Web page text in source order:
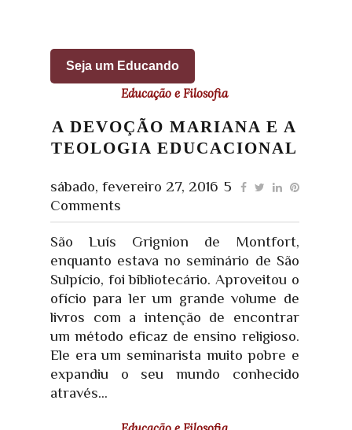
Seja um Educando
Educação e Filosofia
A DEVOÇÃO MARIANA E A
TEOLOGIA EDUCACIONAL
sábado, fevereiro 27, 2016 5
Comments
São Luís Grignion de Montfort,
enquanto estava no seminário de São
Sulpício, foi bibliotecário. Aproveitou o
ofício para ler um grande volume de
livros com a intenção de encontrar
um método eficaz de ensino religioso.
Ele era um seminarista muito pobre e
expandiu o seu mundo conhecido
através...